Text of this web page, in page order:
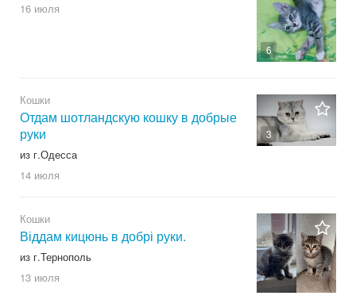
6
16 июля
3
Кошки
Отдам шотландскую кошку в добрые
руки
из г.Одесса
14 июля
Кошки
Віддам кицюнь в добрі руки.
из г.Тернополь
13 июля